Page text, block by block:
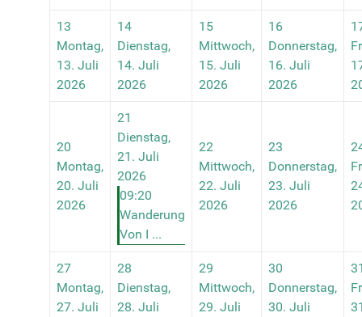
13
Montag,
13. Juli
2026
14
Dienstag,
14. Juli
2026
15
Mittwoch,
15. Juli
2026
16
Donnerstag,
16. Juli
2026
20
Montag,
20. Juli
2026
21
Dienstag,
21. Juli
2026
09:20
Wanderung
Von I ...
22
Mittwoch,
22. Juli
2026
23
Donnerstag,
23. Juli
2026
27
Montag,
27. Juli
28
Dienstag,
28. Juli
29
Mittwoch,
29. Juli
30
Donnerstag,
30. Juli